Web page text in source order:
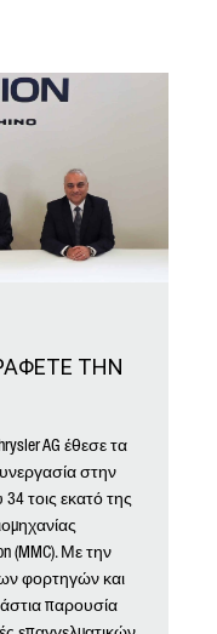
ΤΗΝ
AG έθεσε τα
στην
τοις εκατό της
(MMC). Με την
φορτηγών και
παρουσία